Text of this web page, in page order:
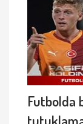
Futbolda